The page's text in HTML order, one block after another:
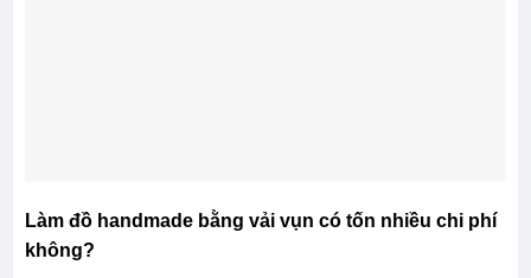
Làm đồ handmade bằng vải vụn có tốn nhiều chi phí
không?